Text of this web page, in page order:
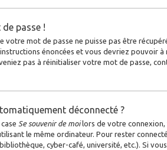
passe !
votre mot de passe ne puisse pas être
énoncées et vous devriez pouvoir à
pas à réinitialiser votre mot de passe,
déconnecté ?
Se souvenir de moilors de votre connexion,
le même ordinateur. Pour rester
cyber-café, université, etc.). Si